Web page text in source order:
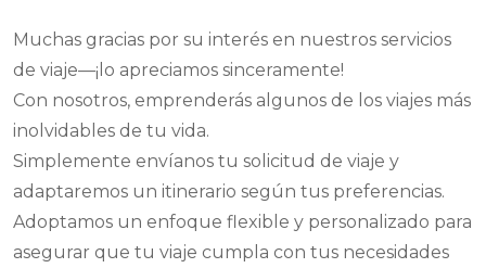
Muchas gracias por su interés en nuestros servicios
de viaje—¡lo apreciamos sinceramente!
Con nosotros, emprenderás algunos de los viajes más
inolvidables de tu vida.
Simplemente envíanos tu solicitud de viaje y
adaptaremos un itinerario según tus preferencias.
Adoptamos un enfoque flexible y personalizado para
asegurar que tu viaje cumpla con tus necesidades